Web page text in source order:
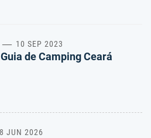
10 SEP 2023
Guia de Camping Ceará
JUN 2026